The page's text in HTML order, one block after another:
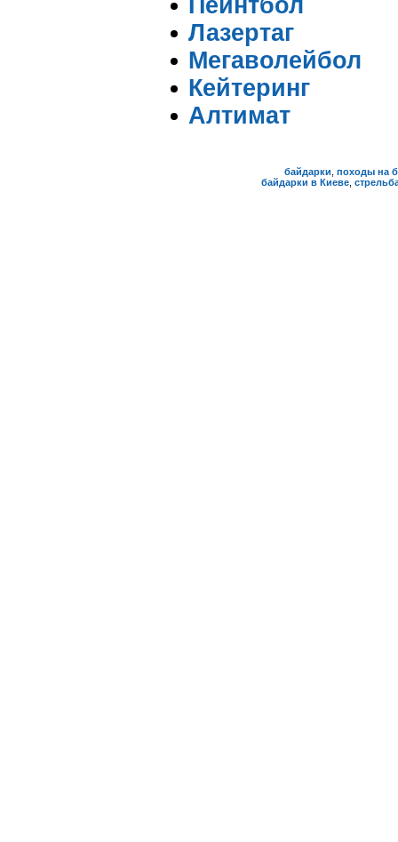
Пейнтбол
Лазертаг
Мегаволейбол
Кейтеринг
Алтимат
байдарки походы на
байдарки в Киеве,